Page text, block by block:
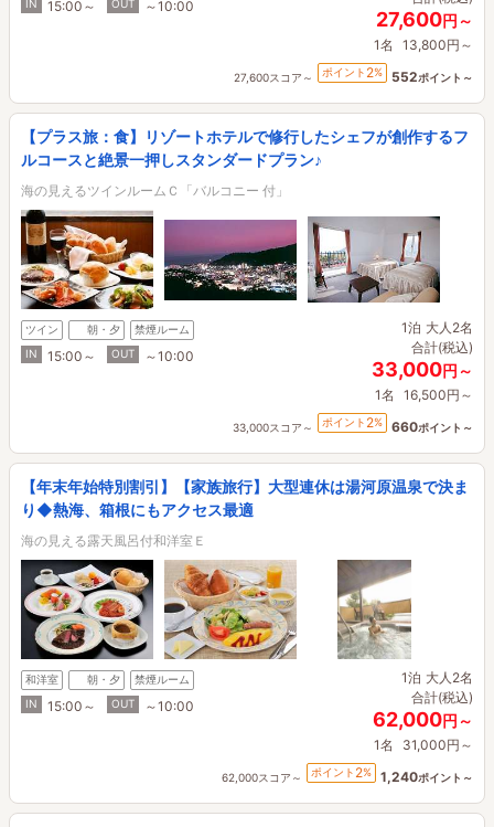
IN
15:00～ OUT ～10:00
27,600円～
1名 13,800円～
27,600スコア～ ポイント 2% 552ポイント～
【プラス旅：食】リゾートホテルで修行したシェフが創作するフ
ルコースと絶景一押しスタンダードプラン♪
海の見えるツインルームＣ「バルコニー 付」
ツイン 朝・夕
禁煙ルーム
IN
15:00～ OUT ～10:00
1泊 大人2名
合計(税込)
33,000円～
1名 16,500円～
33,000スコア～ ポイント 2% 660ポイント～
【年末年始特別割引】【家族旅行】大型連休は湯河原温泉で決ま
り◆熱海、箱根にもアクセス最適
海の見える露天風呂付和洋室Ｅ
和洋室 朝・夕
禁煙ルーム
IN
15:00～ OUT ～10:00
1泊 大人2名
合計(税込)
62,000円～
1名 31,000円～
62,000スコア～ ポイント 2% 1,240ポイント～